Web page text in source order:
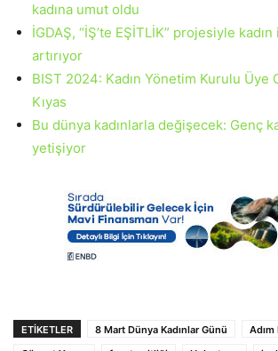
kadına umut oldu
İGDAŞ, “İŞ’te EŞİTLİK” projesiyle kadın
artırıyor
BIST 2024: Kadın Yönetim Kurulu Üye
Kıyas
Bu dünya kadınlarla değişecek: Genç
yetişiyor
ETIKETLER 8 Mart Dünya Kadınlar Günü